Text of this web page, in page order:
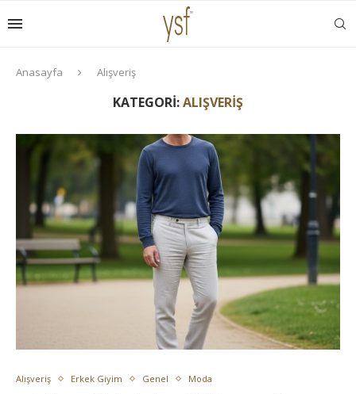
Anasayfa Alışveriş
KATEGORI:ALIŞVERIŞ
Alışveriş Erkek Giyim Genel Moda